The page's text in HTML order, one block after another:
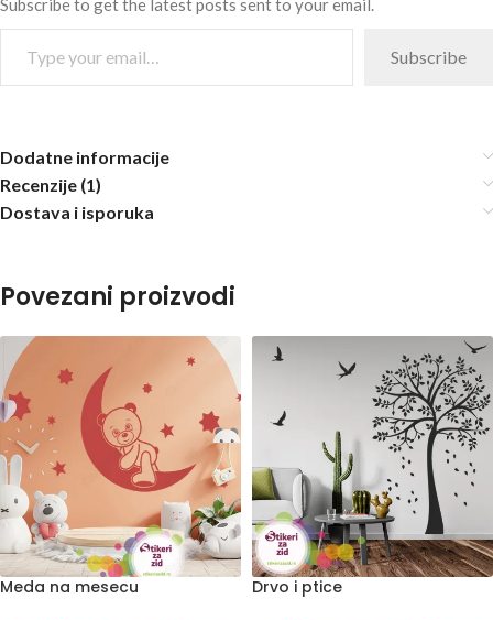
Subscribe to get the latest posts sent to your email.
Subscribe
Dodatne informacije
Recenzije (1)
Dostava i isporuka
Povezani proizvodi
Meda na mesecu Drvo i ptice